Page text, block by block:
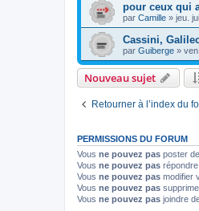
pour ceux qui
par Camille » jeu.
Cassini,
par Guiberge »
Nouveau sujet
Retourner à l’index du
PERMISSIONS DU FORUM
Vous ne pouvez pas poster
Vous ne pouvez pas
Vous ne pouvez pas modifier
Vous ne pouvez pas
Vous ne pouvez pas joindre